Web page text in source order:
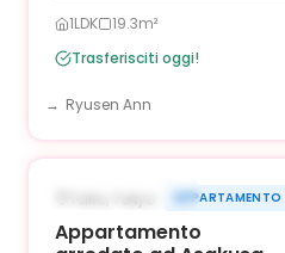
1LDK
19.3m²
Trasferisciti oggi!
Ryusen Ann
DISPONIBILE ORA
‹ ›
Taito, Tokyo APPARTAMENTO
Appartamento